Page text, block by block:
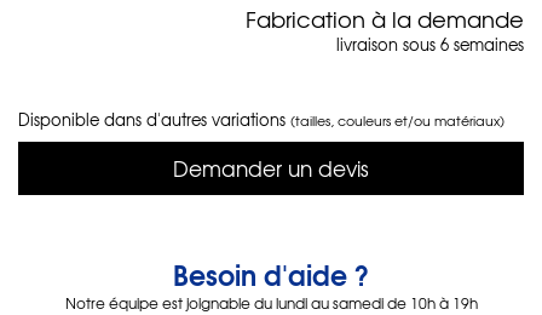
Fabrication à la demande
livraison sous 6 semaines
Disponible dans d'autres variations (tailles, couleurs et/ou matériaux)
Demander un devis
Besoin d'aide ?
Notre équipe est joignable du lundi au samedi de 10h à 19h